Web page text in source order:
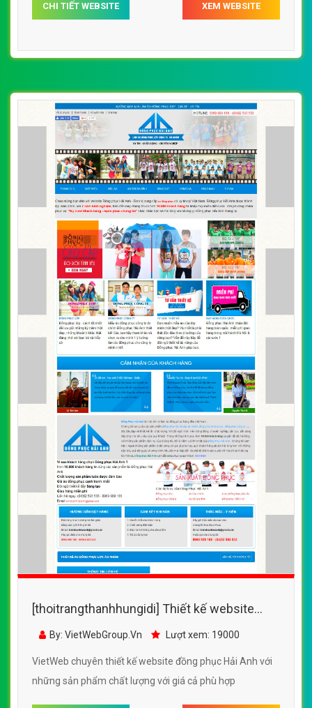
CHI TIẾT WEBSITE XEM WEBSITE
[thoitrangthanhhungidi] Thiết kế website
đồng phục Hải Anh đẹp, chuyên nghiệp
By: VietWebGroup.Vn Lượt xem: 19000
VietWeb chuyên thiết kế website đồng phục Hải Anh với
những sản phẩm chất lượng với giá cả phù hợp